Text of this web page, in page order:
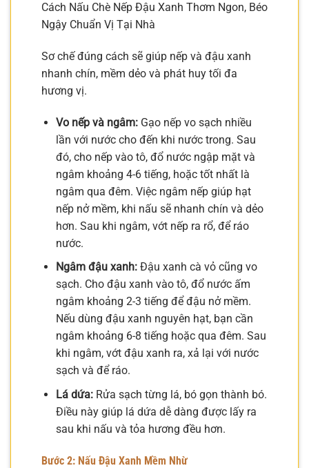
Cách Nấu Chè Nếp Đậu Xanh Thơm Ngon, Béo
Ngậy Chuẩn Vị Tại Nhà
Sơ chế đúng cách sẽ giúp nếp và đậu xanh
nhanh chín, mềm dẻo và phát huy tối đa
hương vị.
Vo nếp và ngâm:Gạo nếp vo sạch nhiều
lần với nước cho đến khi nước trong. Sau
đó, cho nếp vào tô, đổ nước ngập mặt và
ngâm khoảng 4-6 tiếng, hoặc tốt nhất là
ngâm qua đêm. Việc ngâm nếp giúp hạt
nếp nở mềm, khi nấu sẽ nhanh chín và dẻo
hơn. Sau khi ngâm, vớt nếp ra rổ, để ráo
nước.
Ngâm đậu xanh:Đậu xanh cà vỏ cũng vo
sạch. Cho đậu xanh vào tô, đổ nước ấm
ngâm khoảng 2-3 tiếng để đậu nở mềm.
Nếu dùng đậu xanh nguyên hạt, bạn cần
ngâm khoảng 6-8 tiếng hoặc qua đêm. Sau
khi ngâm, vớt đậu xanh ra, xả lại với nước
sạch và để ráo.
Lá dứa:Rửa sạch từng lá, bó gọn thành bó.
Điều này giúp lá dứa dễ dàng được lấy ra
sau khi nấu và tỏa hương đều hơn.
Bước 2: Nấu Đậu Xanh Mềm Nhừ